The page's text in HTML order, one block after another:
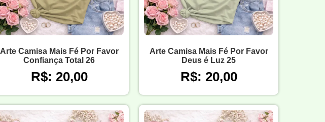
Arte Camisa Mais Fé Por Favor
Confiança Total 26
R$: 20,00
Arte Camisa Mais Fé Por Favor
Deus é Luz 25
R$: 20,00